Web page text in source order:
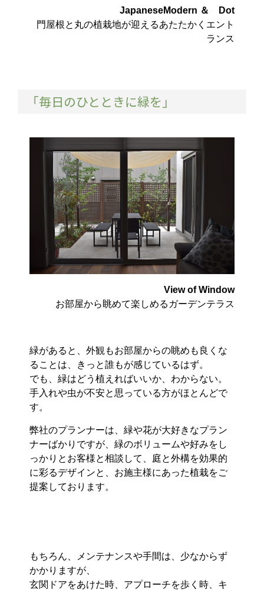
JapaneseModern ＆ Dot
門屋根と丸の植栽地が迎えるあたたかくエント
ランス
「毎日のひとときに緑を」
View of Window
お部屋から眺めて楽しめるガーデンテラス
緑があると、外観もお部屋からの眺めも良くな
ることは、きっと誰もが感じているはず。
でも、緑はどう植えればいいか、わからない。
手入れや虫が不安と思っている方がほとんどで
す。
弊社のプランナーは、緑や花が大好きなプラン
ナーばかりですが、緑のボリュームや好みをし
っかりとお客様と相談して、庭と外構を効果的
に彩るデザインと、お施主様にあった植栽をご
提案しております。
もちろん、メンテナンスや手間は、少なからず
かかりますが、
玄関ドアをあけた時、アプローチを歩く時、キ